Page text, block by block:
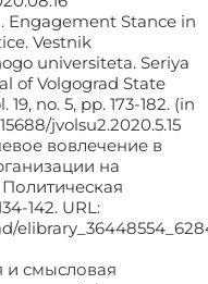
Engagement Stance in
Vestnik
universiteta. Seriya
of Volgograd State
no. 5, pp. 173-182. (in
jvolsu2.2020.5.15
вовлечение в
на
142. URL:
смысловая